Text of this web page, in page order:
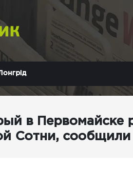
в Первомайске
Сотни,